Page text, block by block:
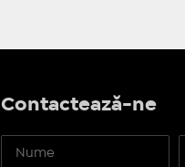
Contactează-ne